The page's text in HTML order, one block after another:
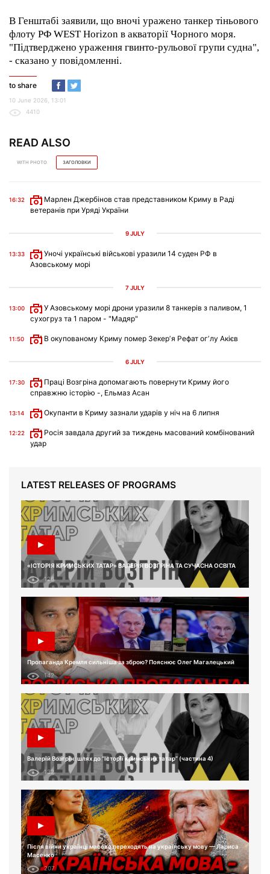
В Генштабі заявили, що вночі уражено танкер тіньового
флоту РФ WEST Horizon в акваторії Чорного моря.
"Підтверджено ураження гвинто-рульової групи судна",
- сказано у повідомленні.
to share
10 June 2026, 13:01
4410
READ ALSO
WITH PHOTO ЗАГОЛОВКИ
16:32
Марлен Джербінов став представником Криму в Раді
ветеранів при Уряді України
9 JULY
13:33
Уночі українські військові уразили 14 суден РФ в
Азовському морі
7 JULY
13:00
У Азовському морі дрони уразили 8 танкерів з паливом, 1
сухогруз та 1 паром - "Мадяр"
11:50 В окупованому Криму помер Зекерʼя Рефат огʼлу Акієв
6 JULY
17:30
Праці Возгріна допомагають повернути Криму його
справжню історію -, Ельмаз Асан
13:14 Окупанти в Криму зазнали ударів у ніч на 6 липня
12:22
Росія завдала другий за тиждень масований комбінований
удар
LATEST RELEASES OF PROGRAMS
«ІСТОРІЯ КРИМСЬКИХ ТАТАР» ВАЛЕРІЯ ВОЗГРІНА ТА СУЧАСНА ОСВІТА
126
Пропаганда Кремля сильніша за зброю? Пояснює Олег Магалецький
142
Валерій Возгрін: шлях до “Історії кримських татар” (частина 4)
132
Після війни українці масово переходять на українську мову — Лариса
Масенко
207